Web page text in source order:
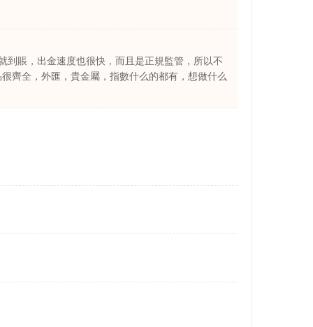
到賬，出金速度也很快，而且是正規監管，所以不
齊全，外匯，貴金屬，指數什么的都有，想做什么